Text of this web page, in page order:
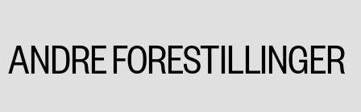
PLAY
ANDRE FORESTILLINGER